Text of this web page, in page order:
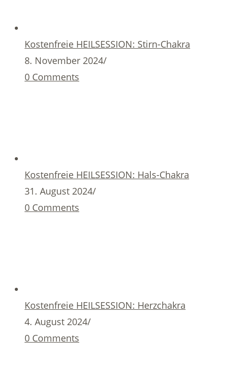
Kostenfreie HEILSESSION: Stirn-Chakra
8. November 2024/
0 Comments
Kostenfreie HEILSESSION: Hals-Chakra
31. August 2024/
0 Comments
Kostenfreie HEILSESSION: Herzchakra
4. August 2024/
0 Comments